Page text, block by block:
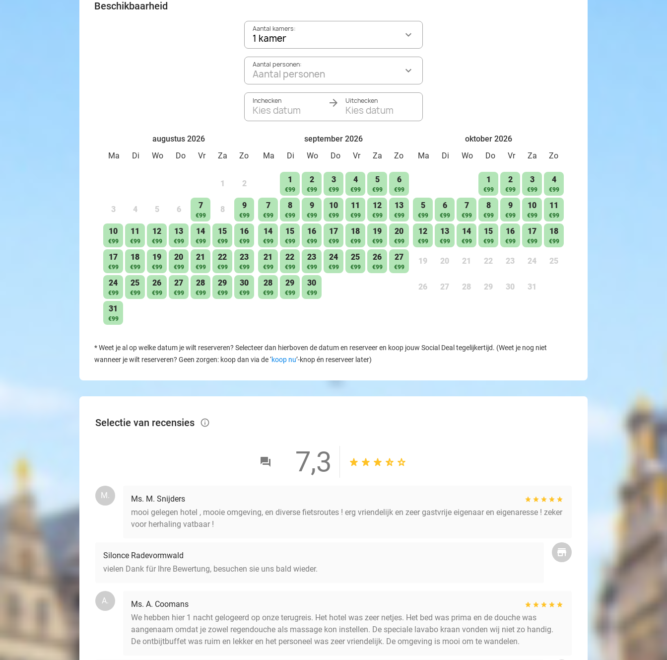
Beschikbaarheid
Aantal kamers:
1 kamer
Aantal personen:
Aantal personen
Inchecken
Kies datum
Uitchecken
Kies datum
augustus 2026
Ma
Di Wo Do Vr Za Zo
1 2
3 4 5 6 7
€99
8 9
€99
10
€99
11
€99
12
€99
13
€99
14
€99
15
€99
16
€99
17
€99
18
€99
19
€99
20
€99
21
€99
22
€99
23
€99
24
€99
25
€99
26
€99
27
€99
28
€99
29
€99
30
€99
31
€99
september 2026
Ma
Di Wo Do Vr Za Zo
1
€99
2
€99
3
€99
4
€99
5
€99
6
€99
7
€99
8
€99
9
€99
10
€99
11
€99
12
€99
13
€99
14
€99
15
€99
16
€99
17
€99
18
€99
19
€99
20
€99
21
€99
22
€99
23
€99
24
€99
25
€99
26
€99
27
€99
28
€99
29
€99
30
€99
oktober 2026
Ma
Di Wo Do Vr Za Zo
1
€99
2
€99
3
€99
4
€99
5
€99
6
€99
7
€99
8
€99
9
€99
10
€99
11
€99
12
€99
13
€99
14
€99
15
€99
16
€99
17
€99
18
€99
19 20 21 22 23 24 25
26 27 28 29 30 31
*Weet je al op welke datum je wilt reserveren? Selecteer dan hierboven de datum en reserveer en koop jouw Social Deal tegelijkertijd. (Weet je nog niet
wanneer je wilt reserveren? Geen zorgen: koop dan via de ‘koop nu’-knop én reserveer later)
Selectie van recensies info_outlined
7,3
M.
Ms. M. Snijders
mooi gelegen hotel , mooie omgeving, en diverse fietsroutes ! erg vriendelijk en zeer gastvrije eigenaar en eigenaresse ! zeker
voor herhaling vatbaar !
Silonce Radevormwald
vielen Dank für Ihre Bewertung, besuchen sie uns bald wieder.
A.
Ms. A. Coomans
We hebben hier 1 nacht gelogeerd op onze terugreis. Het hotel was zeer netjes. Het bed was prima en de douche was
aangenaam omdat je zowel regendouche als massage kon instellen. De speciale lavabo kraan vonden wij niet zo handig.
De ontbijtbuffet was ruim en lekker en het personeel was zeer vriendelijk. De omgeving is mooi om te wandelen.